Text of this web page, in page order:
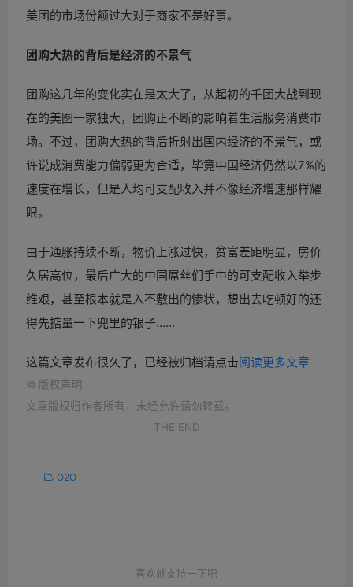
美团的市场份额过大对于商家不是好事。
团购大热的背后是经济的不景气
团购这几年的变化实在是太大了，从起初的千团大战到现
在的美图一家独大，团购正不断的影响着生活服务消费市
场。不过，团购大热的背后折射出国内经济的不景气，或
许说成消费能力偏弱更为合适，毕竟中国经济仍然以7%的
速度在增长，但是人均可支配收入并不像经济增速那样耀
眼。
由于通胀持续不断，物价上涨过快，贫富差距明显，房价
久居高位，最后广大的中国屌丝们手中的可支配收入举步
维艰，甚至根本就是入不敷出的惨状，想出去吃顿好的还
得先掂量一下兜里的银子……
这篇文章发布很久了，已经被归档请点击阅读更多文章
© 版权声明
文章版权归作者所有，未经允许请勿转载。
THE END
O2O
喜欢就支持一下吧